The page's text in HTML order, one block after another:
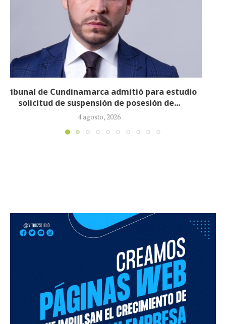
Reducirán afiliados de la Nueva EPS: propuesta de
la ministra de Salud...
3 agosto, 2026